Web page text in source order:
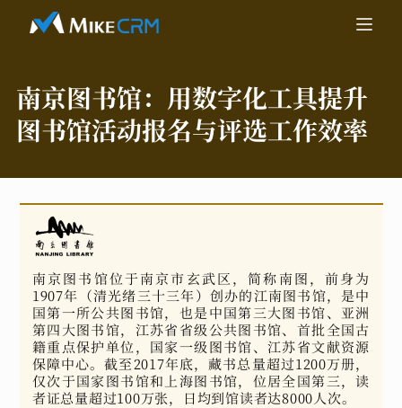
南京图书馆： 用数字化工具提升
图书馆活动报名与评选工作效率
南京图书馆位于南京市玄武区，简称南图，前身为
1907年（清光绪三十三年）创办的江南图书馆，是中
国第一所公共图书馆，也是中国第三大图书馆、亚洲
第四大图书馆，江苏省省级公共图书馆、首批全国古
籍重点保护单位，国家一级图书馆、江苏省文献资源
保障中心。截至2017年底，藏书总量超过1200万册，
仅次于国家图书馆和上海图书馆，位居全国第三，读
者证总量超过100万张，日均到馆读者达8000人次。